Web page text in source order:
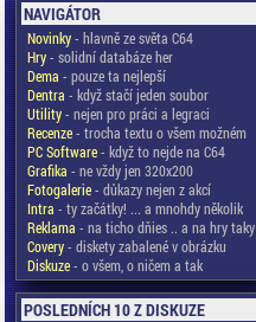
NAVIGÁTOR
Novinky- hlavně ze světa C64
Hry- solidní databáze her
Dema - pouze ta nejlepší
Dentra - když stačí jeden soubor
Utility- nejen pro práci a legraci
Recenze- trocha textu o všem možném
PC Software- když to nejde na C64
Grafika - ne vždy jen 320x200
Fotogalerie- důkazy nejen z akcí
Intra - ty začátky! ... a mnohdy několik
Reklama - na ticho dňies .. a na hry taky
Covery- diskety zabalené v obrázku
Diskuze- o všem, o ničem a tak
POSLEDNÍCH 10 Z DISKUZE